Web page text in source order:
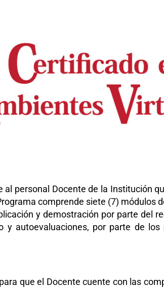
personal Docente de la Institución
comprende siete (7) módulos
y demostración por parte del
y autoevaluaciones, por parte de
que el Docente cuente con las